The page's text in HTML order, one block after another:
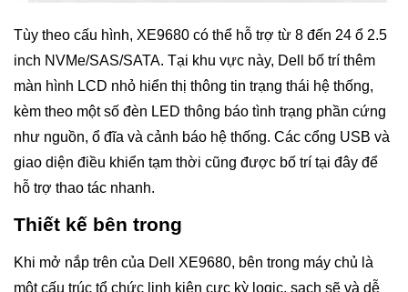
Tùy theo cấu hình, XE9680 có thể hỗ trợ từ 8 đến 24 ổ 2.5
inch NVMe/SAS/SATA. Tại khu vực này, Dell bố trí thêm
màn hình LCD nhỏ hiển thị thông tin trạng thái hệ thống,
kèm theo một số đèn LED thông báo tình trạng phần cứng
như nguồn, ổ đĩa và cảnh báo hệ thống. Các cổng USB và
giao diện điều khiển tạm thời cũng được bố trí tại đây để
hỗ trợ thao tác nhanh.
Thiết kế bên trong
Khi mở nắp trên của Dell XE9680, bên trong máy chủ là
một cấu trúc tổ chức linh kiện cực kỳ logic, sạch sẽ và dễ